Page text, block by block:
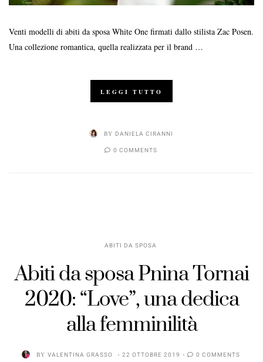
Venti modelli di abiti da sposa White One firmati dallo stilista Zac Posen.
Una collezione romantica, quella realizzata per il brand …
LEGGI TUTTO
BY DANIELA CIRANNI
0 COMMENTS
ABITI DA SPOSA
Abiti da sposa Pnina Tornai
2020: “Love”, una dedica
alla femminilità
BY VALENTINA GRASSO 22 OTTOBRE 2019 0 COMMENTS